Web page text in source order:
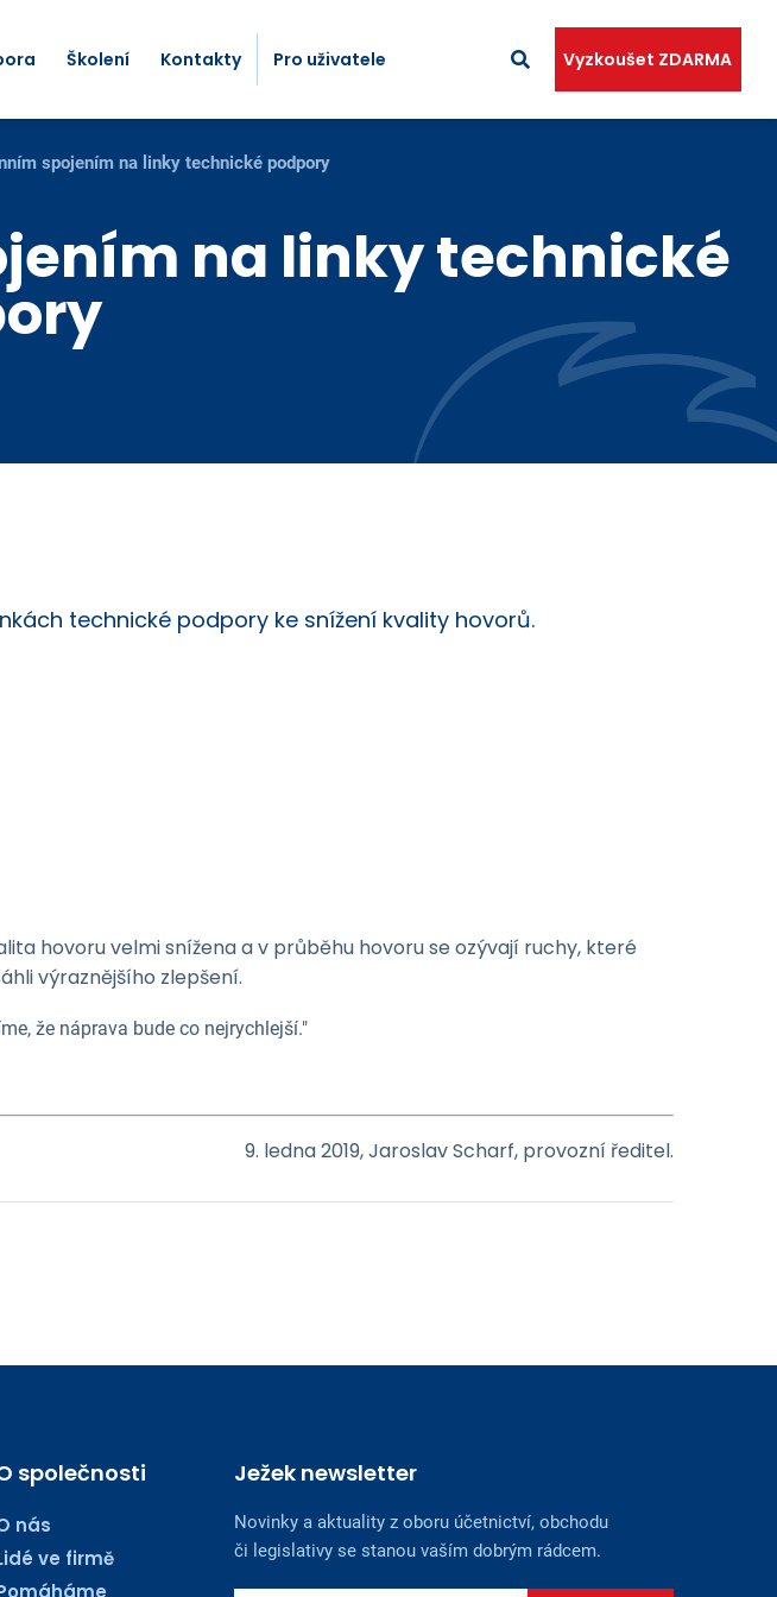
Školení Kontakty Pro uživatele Vyzkoušet ZDARMA
spojením na linky technické podpory
na linky technické
technické podpory ke snížení kvality hovorů.
hovoru velmi snížena a v průběhu hovoru se ozývají ruchy, které
výraznějšího zlepšení.
že náprava bude co nejrychlejší."
9. ledna 2019, Jaroslav Scharf, provozní ředitel.
společnosti
nás
ve firmě
Ježek newsletter
Novinky a aktuality z oboru účetnictví, obchodu
či legislativy se stanou vaším dobrým rádcem.